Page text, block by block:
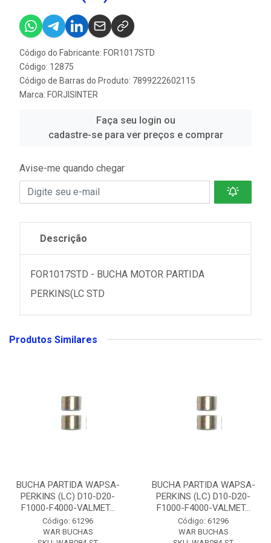
Código do Fabricante: FOR1017STD
Código: 12875
Código de Barras do Produto: 7899222602115
Marca: FORJISINTER
Faça seu login ou
cadastre-se para ver preços e comprar
Avise-me quando chegar
Descrição
FOR1017STD - BUCHA MOTOR PARTIDA
PERKINS(LC STD
Produtos Similares
BUCHA PARTIDA WAPSA-
PERKINS (LC) D10-D20-
F1000-F4000-VALMET...
Código: 61296
WAR BUCHAS
BUCHA PARTIDA WAPSA-
PERKINS (LC) D10-D20-
F1000-F4000-VALMET...
Código: 61296
WAR BUCHAS